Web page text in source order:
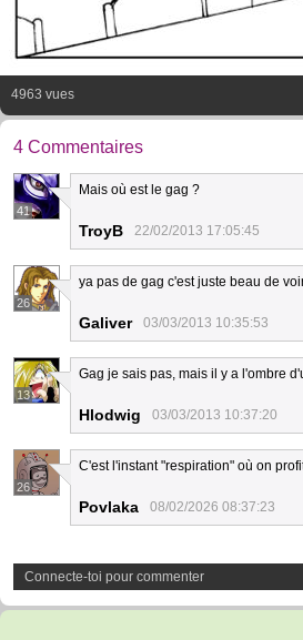
4963 vues
4 Commentaires
41
Mais où est le gag ?
TroyB 22/02/2013 17:05:45
26
ya pas de gag c'est juste beau de
Galiver 03/03/2013 10:35:53
13
Gag je sais pas, mais il y a l'ombre
Hlodwig 03/03/2013 10:37:20
26
C'est l'instant "respiration" où on
Povlaka 08/02/2026 08:37:23
Connecte-toi pour commenter